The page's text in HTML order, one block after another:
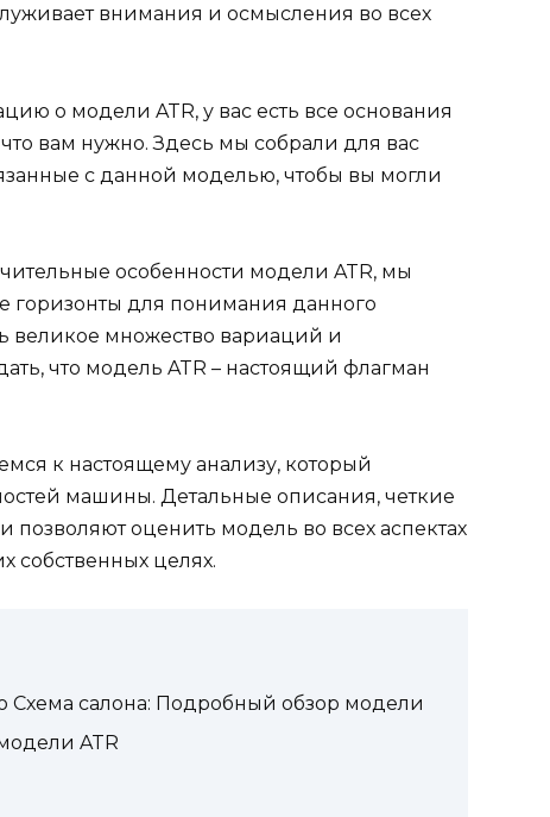
внимания и осмысления во всех
о модели ATR, у вас есть все основания
вам нужно. Здесь мы собрали для вас
с данной моделью, чтобы вы могли
особенности модели ATR, мы
горизонты для понимания данного
великое множество вариаций и
что модель ATR – настоящий флагман
к настоящему анализу, который
машины. Детальные описания, четкие
оценить модель во всех аспектах
собственных целях.
Схема салона: Подробный обзор модели
ATR